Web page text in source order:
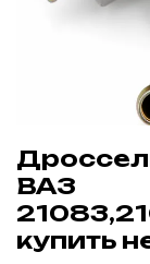
ВАЗ
купить